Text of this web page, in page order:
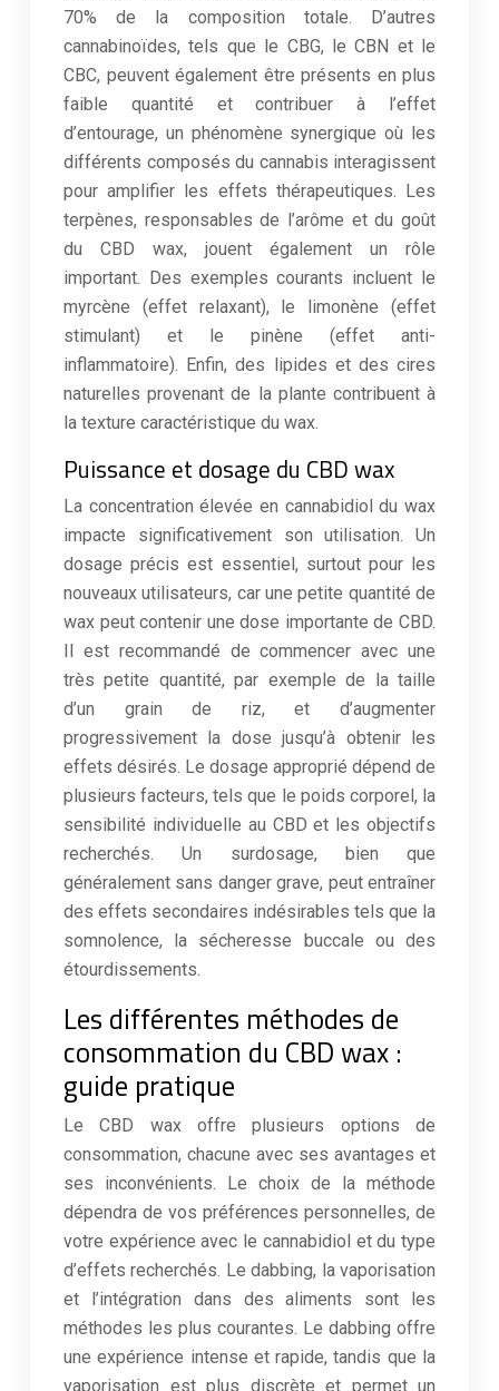
70% de la composition totale. D’autres
cannabinoïdes, tels que le CBG, le CBN et le
CBC, peuvent également être présents en plus
faible quantité et contribuer à l’effet
d’entourage, un phénomène synergique où les
différents composés du cannabis interagissent
pour amplifier les effets thérapeutiques. Les
terpènes, responsables de l’arôme et du goût
du CBD wax, jouent également un rôle
important. Des exemples courants incluent le
myrcène (effet relaxant), le limonène (effet
stimulant) et le pinène (effet anti-
inflammatoire). Enfin, des lipides et des cires
naturelles provenant de la plante contribuent à
la texture caractéristique du wax.
Puissance et dosage du CBD wax
La concentration élevée en cannabidiol du wax
impacte significativement son utilisation. Un
dosage précis est essentiel, surtout pour les
nouveaux utilisateurs, car une petite quantité de
wax peut contenir une dose importante de CBD.
Il est recommandé de commencer avec une
très petite quantité, par exemple de la taille
d’un grain de riz, et d’augmenter
progressivement la dose jusqu’à obtenir les
effets désirés. Le dosage approprié dépend de
plusieurs facteurs, tels que le poids corporel, la
sensibilité individuelle au CBD et les objectifs
recherchés. Un surdosage, bien que
généralement sans danger grave, peut entraîner
des effets secondaires indésirables tels que la
somnolence, la sécheresse buccale ou des
étourdissements.
Les différentes méthodes de
consommation du CBD wax :
guide pratique
Le CBD wax offre plusieurs options de
consommation, chacune avec ses avantages et
ses inconvénients. Le choix de la méthode
dépendra de vos préférences personnelles, de
votre expérience avec le cannabidiol et du type
d’effets recherchés. Le dabbing, la vaporisation
et l’intégration dans des aliments sont les
méthodes les plus courantes. Le dabbing offre
une expérience intense et rapide, tandis que la
vaporisation est plus discrète et permet un